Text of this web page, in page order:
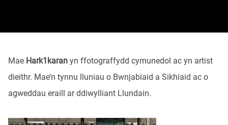
Mae Hark1karan yn ffotograffydd cymunedol ac yn artist
dieithr. Mae’n tynnu lluniau o Bwnjabïaid a Sikhiaid ac o
agweddau eraill ar ddiwylliant Llundain.